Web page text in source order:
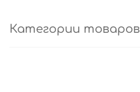
Категории товаров